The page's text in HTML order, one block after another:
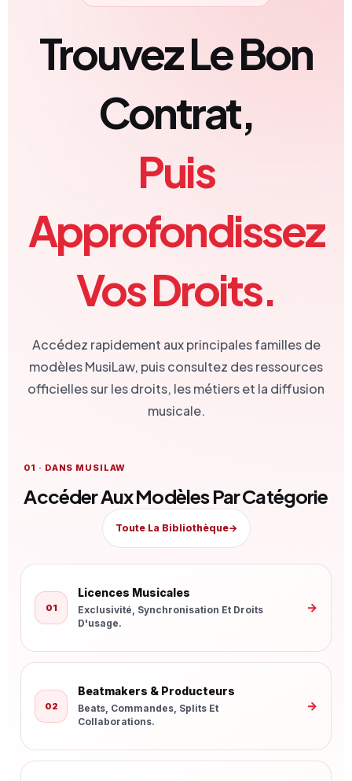
Trouvez Le Bon
Contrat,
Puis
Approfondissez
Vos Droits.
Accédez rapidement aux principales familles de
modèles MusiLaw, puis consultez des ressources
officielles sur les droits, les métiers et la diffusion
musicale.
01 · DANS MUSILAW
Accéder Aux Modèles Par Catégorie
Toute La Bibliothèque→
01
Licences Musicales
Exclusivité, Synchronisation Et Droits
D'usage.
→
02
Beatmakers & Producteurs
Beats, Commandes, Splits Et
Collaborations.
→